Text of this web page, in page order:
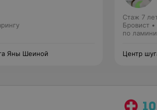
Яны Шеиной
Стаж 7
Бровист
по
Центр